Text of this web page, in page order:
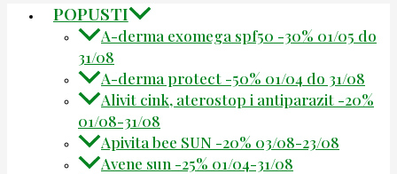
POPUSTI
A-derma exomega spf50 -30% 01/05 do
31/08
A-derma protect -50% 01/04 do 31/08
Alivit cink, aterostop i antiparazit -20%
01/08-31/08
Apivita bee SUN -20% 03/08-23/08
Avene sun -25% 01/04-31/08